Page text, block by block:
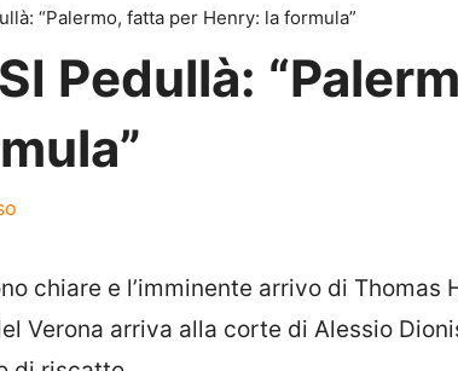
“Palermo, fatta per Henry: la formula”
Pedullà:
chiare e l’imminente arrivo di Thomas
Verona arriva alla corte di Alessio